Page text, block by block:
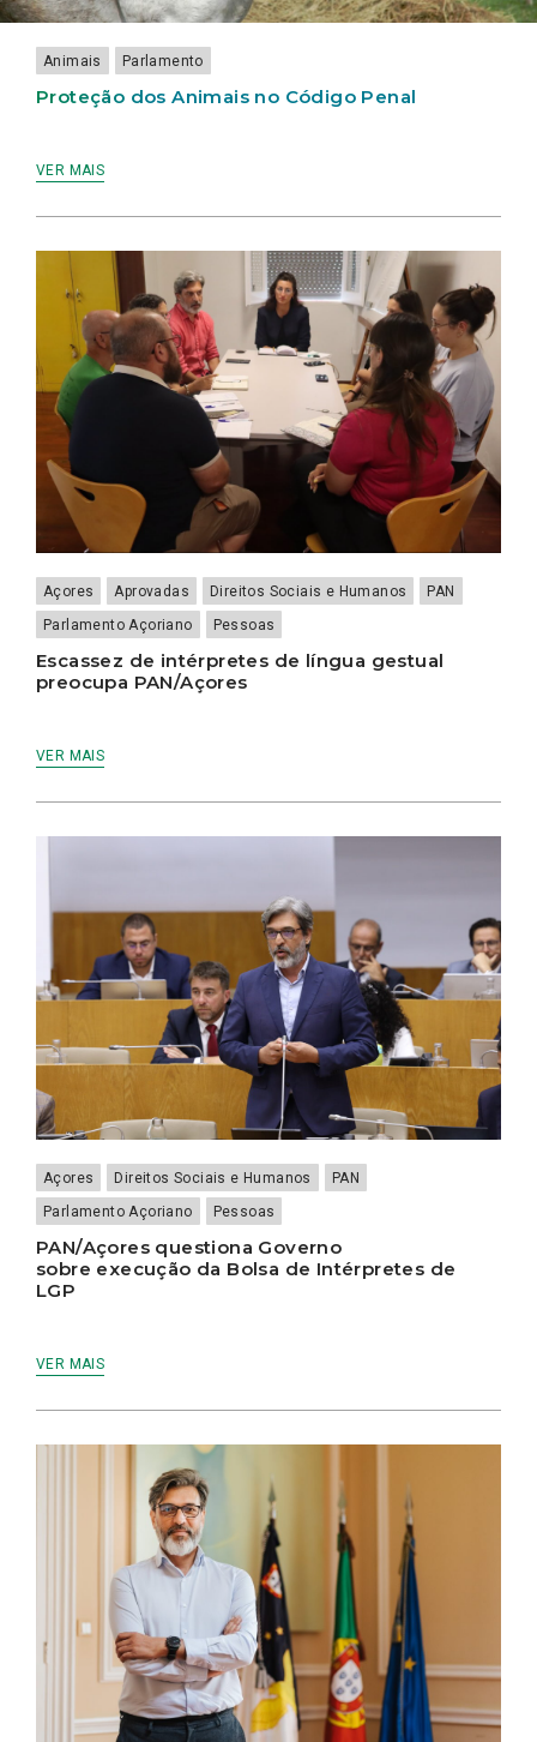
Animais Parlamento
Proteção dos Animais no Código Penal
VER MAIS
Açores Aprovadas Direitos Sociais e Humanos
PAN
Parlamento Açoriano
Pessoas
Escassez de intérpretes de língua gestual
preocupa PAN/Açores
VER MAIS
Açores Direitos Sociais e Humanos
PAN
Parlamento Açoriano
Pessoas
PAN/Açores questiona Governo
sobre execução da Bolsa de Intérpretes de
LGP
VER MAIS
E
A
FAUNA
SELVAGEM